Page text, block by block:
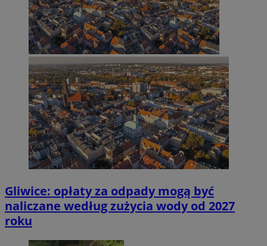
Gliwice: opłaty za odpady mogą być
naliczane według zużycia wody od 2027
roku